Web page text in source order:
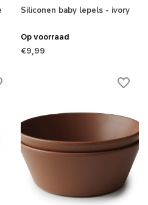
Siliconen baby lepels - ivory
Op voorraad
€9,99